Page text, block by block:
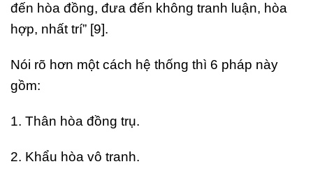
đến hòa đồng, đưa đến không tranh luận, hòa
hợp, nhất trí” [9].
Nói rõ hơn một cách hệ thống thì 6 pháp này
gồm:
1. Thân hòa đồng trụ.
2. Khẩu hòa vô tranh.